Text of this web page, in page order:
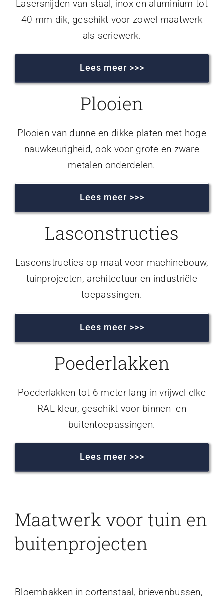
Lasersnijden van staal, inox en aluminium tot
40 mm dik, geschikt voor zowel maatwerk
als seriewerk.
Lees meer >>>
Plooien
Plooien van dunne en dikke platen met hoge
nauwkeurigheid, ook voor grote en zware
metalen onderdelen.
Lees meer >>>
Lasconstructies
Lasconstructies op maat voor machinebouw,
tuinprojecten, architectuur en industriële
toepassingen.
Lees meer >>>
Poederlakken
Poederlakken tot 6 meter lang in vrijwel elke
RAL-kleur, geschikt voor binnen- en
buitentoepassingen.
Lees meer >>>
Maatwerk voor tuin en
buitenprojecten
Bloembakken in cortenstaal, brievenbussen,